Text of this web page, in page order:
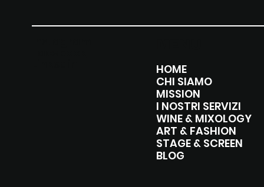
HOME
CHI SIAMO
MISSION
I NOSTRI SERVIZI
WINE & MIXOLOGY
ART & FASHION
STAGE & SCREEN
BLOG